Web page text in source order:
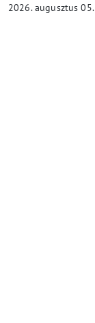
2026. augusztus 05.